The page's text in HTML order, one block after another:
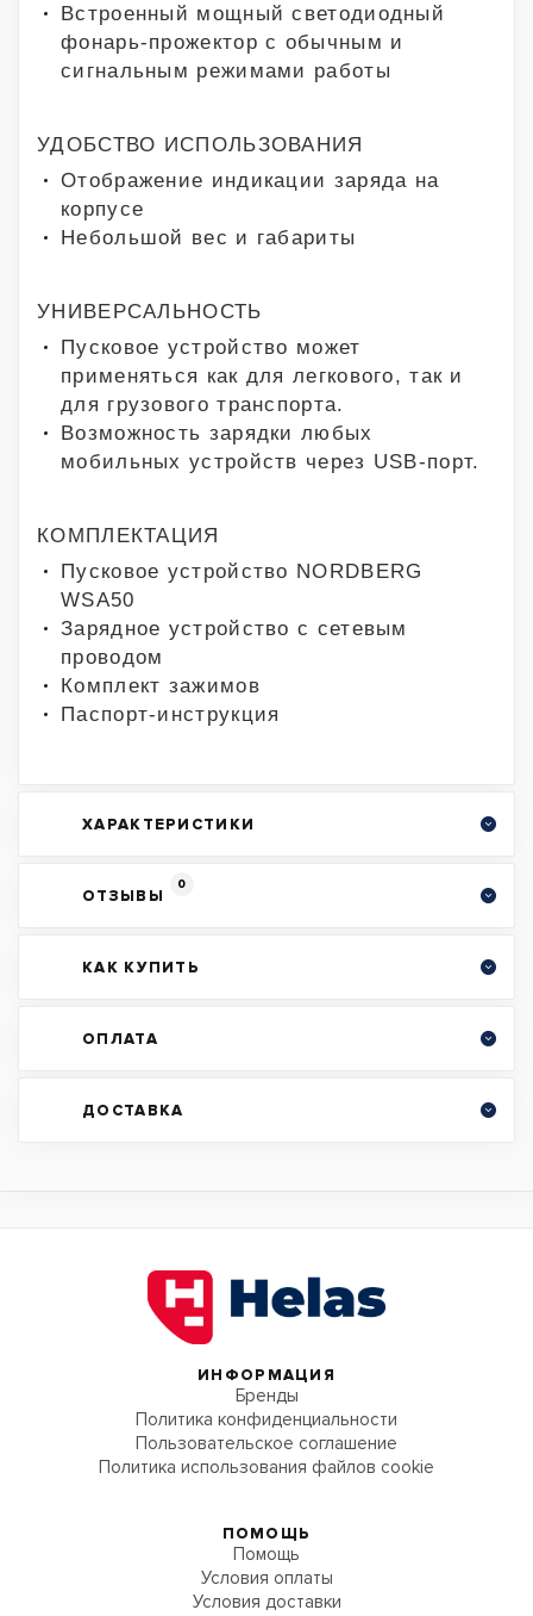
Встроенный мощный светодиодный
фонарь-прожектор с обычным и
сигнальным режимами работы
УДОБСТВО ИСПОЛЬЗОВАНИЯ
Отображение индикации заряда на
корпусе
Небольшой вес и габариты
УНИВЕРСАЛЬНОСТЬ
Пусковое устройство может
применяться как для легкового, так и
для грузового транспорта.
Возможность зарядки любых
мобильных устройств через USB-порт.
КОМПЛЕКТАЦИЯ
Пусковое устройство NORDBERG
WSA50
Зарядное устройство с сетевым
проводом
Комплект зажимов
Паспорт-инструкция
ХАРАКТЕРИСТИКИ
ОТЗЫВЫ
0
КАК КУПИТЬ
ОПЛАТА
ДОСТАВКА
ИНФОРМАЦИЯ
Бренды
Политика конфиденциальности
Пользовательское соглашение
Политика использования файлов cookie
ПОМОЩЬ
Помощь
Условия оплаты
Условия доставки